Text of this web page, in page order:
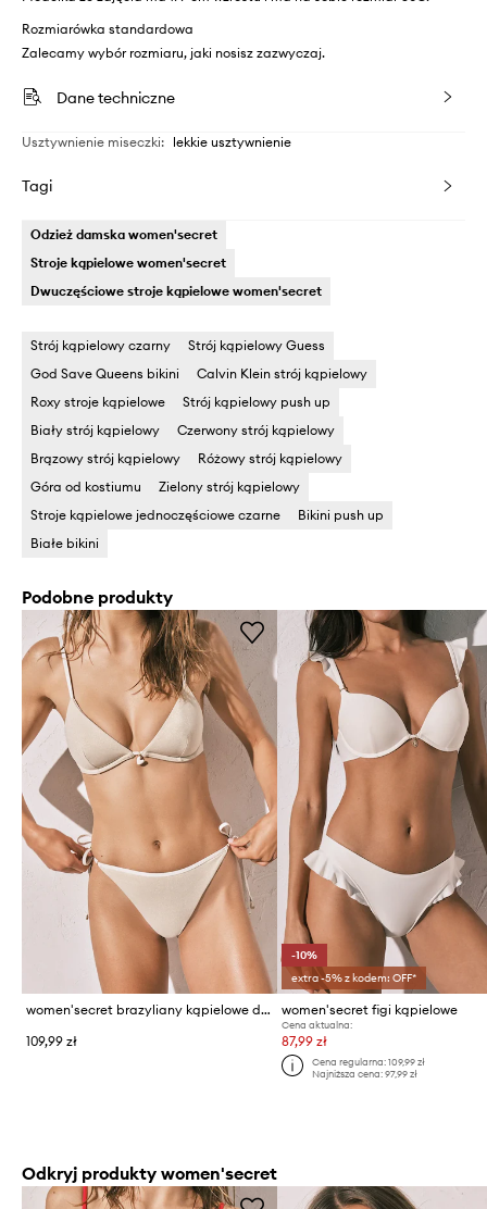
Rozmiarówka standardowa
Zalecamy wybór rozmiaru, jaki nosisz zazwyczaj.
Dane techniczne
Usztywnienie miseczki: lekkie usztywnienie
Tagi
Odzież damska women'secret
Stroje kąpielowe women'secret
Dwuczęściowe stroje kąpielowe women'secret
Strój kąpielowy czarny
Strój kąpielowy Guess
God Save Queens bikini
Calvin Klein strój kąpielowy
Roxy stroje kąpielowe
Strój kąpielowy push up
Biały strój kąpielowy
Czerwony strój kąpielowy
Brązowy strój kąpielowy
Różowy strój kąpielowy
Góra od kostiumu
Zielony strój kąpielowy
Stroje kąpielowe jednoczęściowe czarne
Bikini push up
Białe bikini
Podobne produkty
women'secret brazyliany kąpielowe damskie
109,99 zł
-10%
extra -5% z kodem: OFF*
women'secret figi kąpielowe
Cena aktualna:
87,99 zł
Cena regularna: 109,99 zł
Najniższa cena: 97,99 zł
Odkryj produkty women'secret